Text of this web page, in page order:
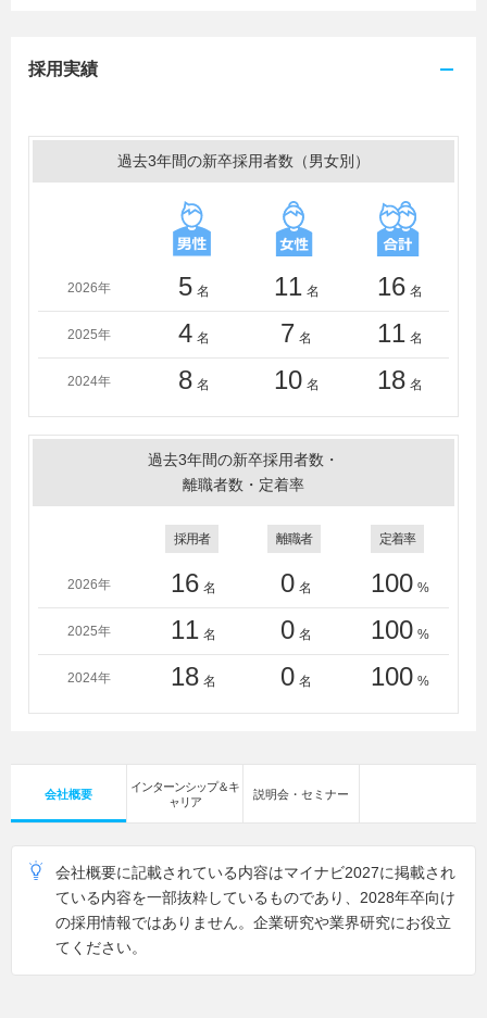
採用実績
過去3年間の新卒採用者数（男女別）
2026年 5 名 11 名 16 名
2025年 4 名 7 名 11 名
2024年 8 名 10 名 18 名
過去3年間の新卒採用者数・
離職者数・定着率
採用者 離職者 定着率
2026年 16 名 0 名 100 %
2025年 11 名 0 名 100 %
2024年 18 名 0 名 100 %
会社概要
インターンシップ＆キ
ャリア
説明会・セミナー
会社概要に記載されている内容はマイナビ2027に掲載され
ている内容を一部抜粋しているものであり、2028年卒向け
の採用情報ではありません。企業研究や業界研究にお役立
てください。